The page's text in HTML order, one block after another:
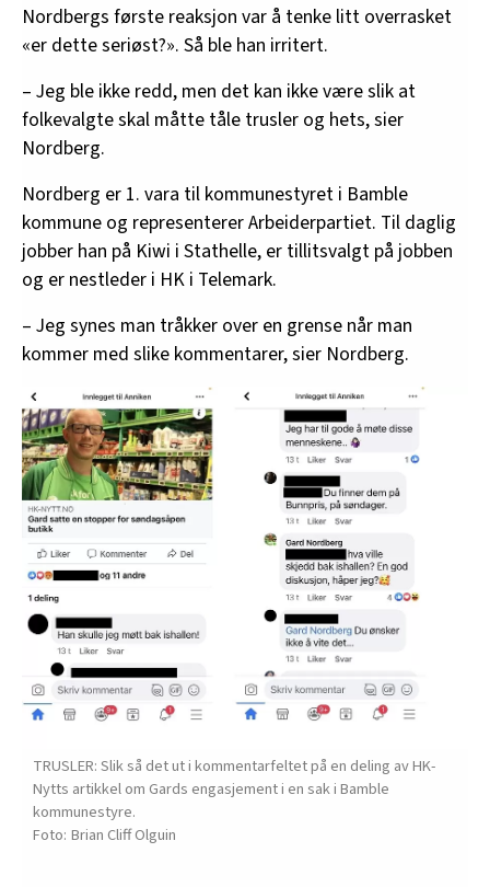
Nordbergs første reaksjon var å tenke litt overrasket
«er dette seriøst?». Så ble han irritert.
– Jeg ble ikke redd, men det kan ikke være slik at
folkevalgte skal måtte tåle trusler og hets, sier
Nordberg.
Nordberg er 1. vara til kommunestyret i Bamble
kommune og representerer Arbeiderpartiet. Til daglig
jobber han på Kiwi i Stathelle, er tillitsvalgt på jobben
og er nestleder i HK i Telemark.
– Jeg synes man tråkker over en grense når man
kommer med slike kommentarer, sier Nordberg.
TRUSLER: Slik så det ut i kommentarfeltet på en deling av HK-
Nytts artikkel om Gards engasjement i en sak i Bamble
kommunestyre.
Brian Cliff Olguin